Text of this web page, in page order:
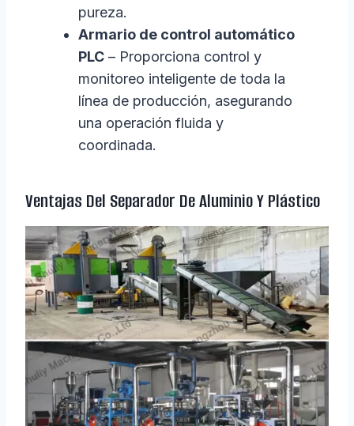
pureza.
Armario de control automático
PLC– Proporciona control y
monitoreo inteligente de toda la
línea de producción, asegurando
una operación fluida y
coordinada.
Ventajas Del Separador De Aluminio Y Plástico